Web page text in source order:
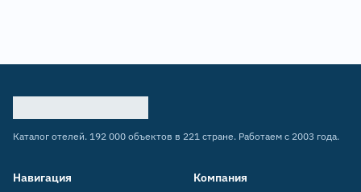
Каталог отелей. 192 000 объектов в 221 стране. Работаем с 2003 года.
Навигация Компания